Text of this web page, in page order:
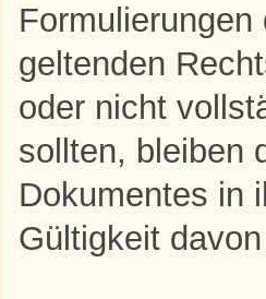
geltenden
oder nicht
sollten, bleiben
Dokumentes in
Gültigkeit